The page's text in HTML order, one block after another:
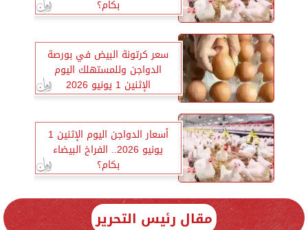
بكام؟
سعر كرتونة البيض في بورصة
الدواجن وللمستهلك اليوم
الإثنين 1 يونيو 2026
أسعار الدواجن اليوم الإثنين 1
يونيو 2026.. الفراخ البيضاء
بكام؟
مقال رئيس التحرير